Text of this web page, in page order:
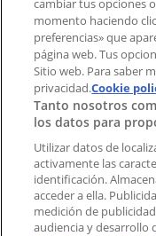
Marcas
Marcas locales
Negocios
Negocios
Productos
Productos
Ciudades
Descargar la
cambiar tus opciones
momento haciendo
preferencias» que
página web. Tus
Sitio web. Para saber
privacidad.Cookie
Tanto nosotros
los datos para
Utilizar datos de
activamente las
identificación.
acceder a ella.
medición de
audiencia y desarrollo